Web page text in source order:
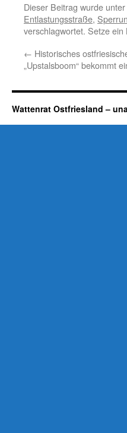
Dieser Beitrag wurde unter
Entlastungsstraße,
verschlagwortet. Setze ein
← Historisches
„Upstalsboom“ bekommt
Wattenrat Ostfriesland –